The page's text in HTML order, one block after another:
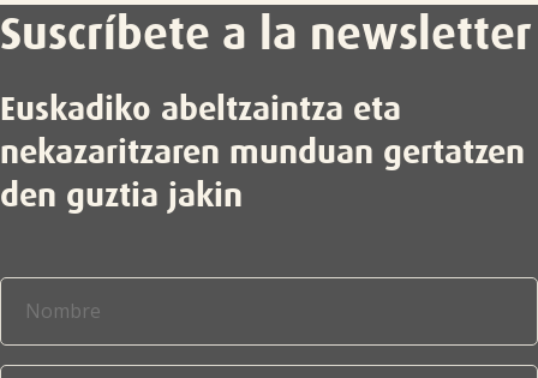
Suscríbete a la newsletter
Euskadiko abeltzaintza eta
nekazaritzaren munduan gertatzen
den guztia jakin